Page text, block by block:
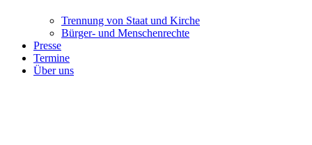
Trennung ​​​​​​​von Staat und Kirche
Bürger- und Menschenrechte
Presse
Termine
Über uns